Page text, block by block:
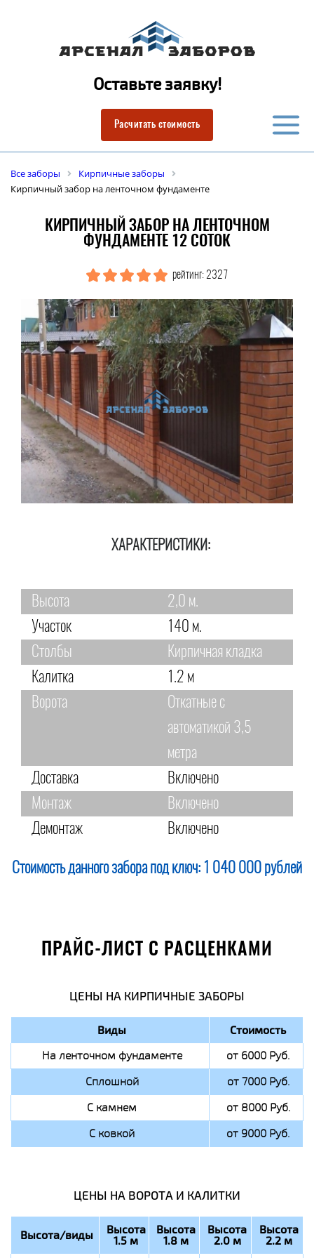
Оставьте заявку!
Расчитать стоимость
Все заборы
Кирпичные заборы
Кирпичный забор на ленточном фундаменте
КИРПИЧНЫЙ ЗАБОР НА ЛЕНТОЧНОМ
ФУНДАМЕНТЕ 12 СОТОК
рейтинг: 2327
ХАРАКТЕРИСТИКИ:
Высота
2,0 м.
Участок
140 м.
Столбы
Кирпичная кладка
Калитка
1.2 м
Ворота
Откатные с
автоматикой 3,5
метра
Доставка
Включено
Монтаж
Включено
Демонтаж
Включено
Стоимость данного забора под ключ: 1 040 000 рублей
ПРАЙС-ЛИСТ С РАСЦЕНКАМИ
ЦЕНЫ НА КИРПИЧНЫЕ ЗАБОРЫ
Виды Стоимость
На ленточном фундаменте
от 6000 Руб.
Сплошной
от 7000 Руб.
С камнем
от 8000 Руб.
С ковкой
от 9000 Руб.
ЦЕНЫ НА ВОРОТА И КАЛИТКИ
Высота/виды Высота
1.5 м
Высота
1.8 м
Высота
2.0 м
Высота
2.2 м